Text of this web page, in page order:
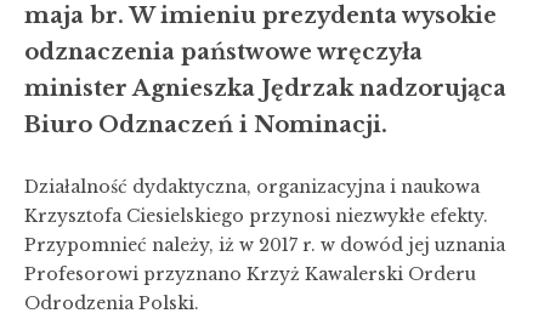
maja br. W imieniu prezydenta wysokie
odznaczenia państwowe wręczyła
minister Agnieszka Jędrzak nadzorująca
Biuro Odznaczeń i Nominacji.
Działalność dydaktyczna, organizacyjna i naukowa
Krzysztofa Ciesielskiego przynosi niezwykłe efekty.
Przypomnieć należy, iż w 2017 r. w dowód jej uznania
Profesorowi przyznano Krzyż Kawalerski Orderu
Odrodzenia Polski.